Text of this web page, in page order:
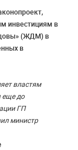
инвестициям в
(ЖДМ) в
в
властям
еще до
ГП
министр